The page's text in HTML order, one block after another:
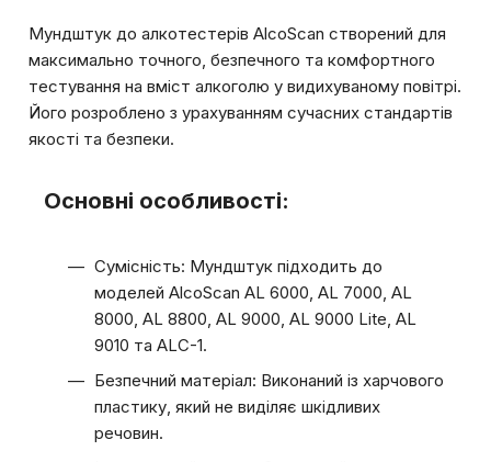
Мундштук до алкотестерів AlcoScan створений для
максимально точного, безпечного та комфортного
тестування на вміст алкоголю у видихуваному повітрі.
Його розроблено з урахуванням сучасних стандартів
якості та безпеки.
Основні особливості:
Сумісність: Мундштук підходить до
моделей AlcoScan AL 6000, AL 7000, AL
8000, AL 8800, AL 9000, AL 9000 Lite, AL
9010 та ALC-1.
Безпечний матеріал: Виконаний із харчового
пластику, який не виділяє шкідливих
речовин.